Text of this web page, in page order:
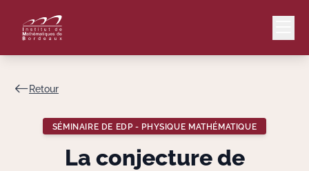
Lang
Retour
SÉMINAIRE DE EDP - PHYSIQUE MATHÉMATIQUE
La conjecture de